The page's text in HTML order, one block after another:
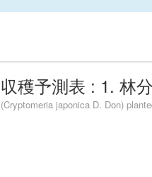
穫予測表 : 1. 林
japonica D. Don)